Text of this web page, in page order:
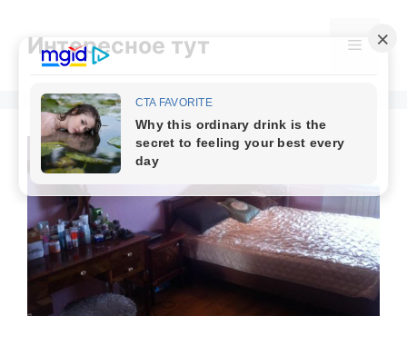
contentИнтересное тут Menu